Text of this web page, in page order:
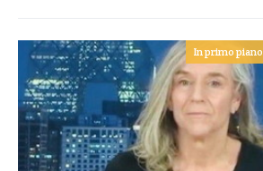
In primo piano